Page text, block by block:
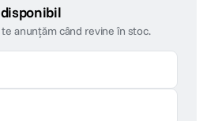
anunțăm când revine în stoc.